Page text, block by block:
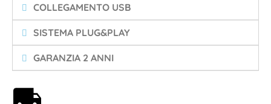
COLLEGAMENTO USB
SISTEMA PLUG&PLAY
GARANZIA 2 ANNI